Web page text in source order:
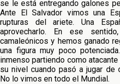
se le está entregando galones
Ante El Salvador vimos una
rupturas del ariete. Una
aprovecharlo. En ese
camaleónicos y hemos ganado
una figura muy poco
inmenso partiendo como
su nivel cuando pasó a jugar de
No lo vimos en todo el Mundial.